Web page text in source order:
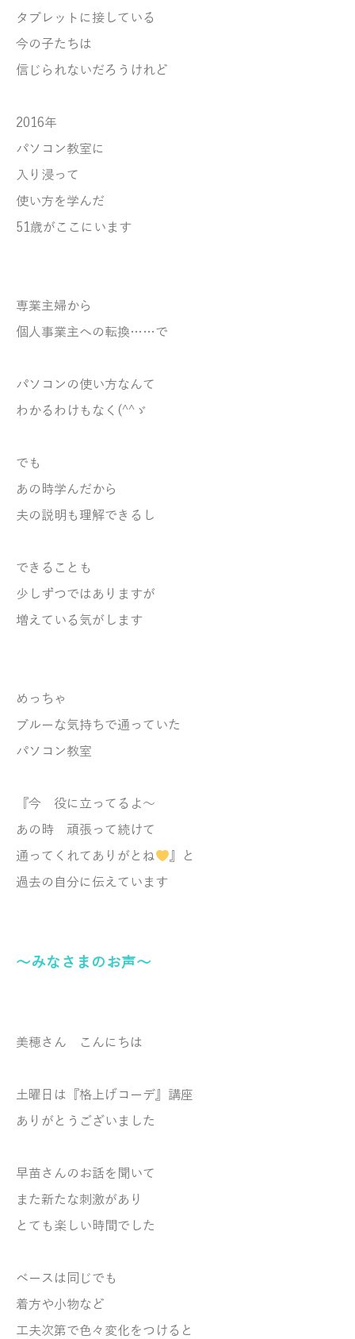
タブレットに接している
今の子たちは
信じられないだろうけれど
2016年
パソコン教室に
入り浸って
使い方を学んだ
51歳がここにいます
専業主婦から
個人事業主への転換……で
パソコンの使い方なんて
わかるわけもなく(^^ゞ
でも
あの時学んだから
夫の説明も理解できるし
できることも
少しずつではありますが
増えている気がします
めっちゃ
ブルーな気持ちで通っていた
パソコン教室
『今 役に立ってるよ～
あの時 頑張って続けて
通ってくれてありがとね
』と
過去の自分に伝えています
～みなさまのお声～
美穂さん こんにちは
土曜日は『格上げコーデ』講座
ありがとうございました
早苗さんのお話を聞いて
また新たな刺激があり
とても楽しい時間でした
ベースは同じでも
着方や小物など
工夫次第で色々変化をつけると